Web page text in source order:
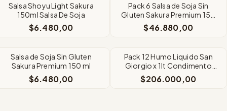
Salsa Shoyu Light Sakura
150ml Salsa De Soja
$6.480,00
Pack 6 Salsa de Soja Sin
Gluten Sakura Premium 150
ml
$46.880,00
Salsa de Soja Sin Gluten
Sakura Premium 150 ml
$6.480,00
Pack 12 Humo Liquido San
Giorgio x 1lt Condimento
para Carne
$206.000,00